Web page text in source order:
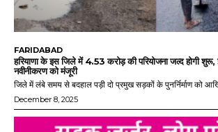
FARIDABAD
हरियाणा के इस जिले में 4.53 करोड़ की परियोजना जल्द होगी
नवीनीकरण को मंजूरी
जिले में लंबे समय से बदहाल पड़ी दो प्रमुख सड़कों के पुनर्निर्माण को
December 8, 2025